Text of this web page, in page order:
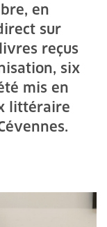
en
sur
reçus
six
mis en
littéraire